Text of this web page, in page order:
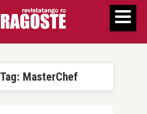
Tag: MasterChef